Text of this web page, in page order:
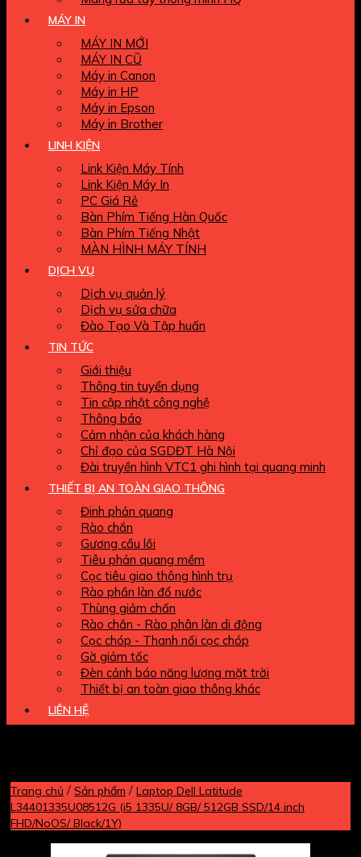
MÁY IN
MÁY IN MỚI
MÁY IN CŨ
Máy in Canon
Máy in HP
Máy in Epson
Máy in Brother
LINH KIỆN
Link Kiện Máy Tính
Link Kiện Máy In
PC Giá Rẻ
Bàn Phím Tiếng Hàn Quốc
Bàn Phím Tiếng Nhật
MÀN HÌNH MÁY TÍNH
DỊCH VỤ
Dịch vụ quản lý
Dịch vụ sửa chữa
Đào Tạo Và Tập huấn
TIN TỨC
Giới thiệu
Thông tin tuyển dụng
Tin cập nhật công nghệ
Thông báo
Cảm nhận của khách hàng
Chỉ đạo của SGDĐT Hà Nội
Đài truyền hình VTC1 ghi hình tại quang minh
THIẾT BỊ AN TOÀN GIAO THÔNG
Đinh phản quang
Rào chắn
Gương cầu lồi
Tiêu phản quang mềm
Cọc tiêu giao thông hình trụ
Rào phần làn đổ nước
Thùng giảm chấn
Rào chắn - Rào phân làn di động
Cọc chóp - Thanh nối cọc chóp
Gờ giảm tốc
Đèn cảnh báo năng lượng mặt trời
Thiết bị an toàn giao thông khác
LIÊN HỆ
Trang chủ / Sản phẩm / Laptop Dell Latitude
L34401335U08512G (i5 1335U/ 8GB/ 512GB SSD/14 inch
FHD/NoOS/ Black/1Y)